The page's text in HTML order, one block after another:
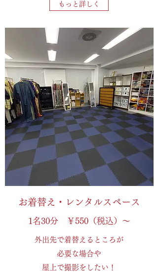
もっと詳しく
お着替え・レンタルスペース
1名30分 ￥550（税込）～
外出先で着替えるところが
必要な場合や
屋上で撮影をしたい！